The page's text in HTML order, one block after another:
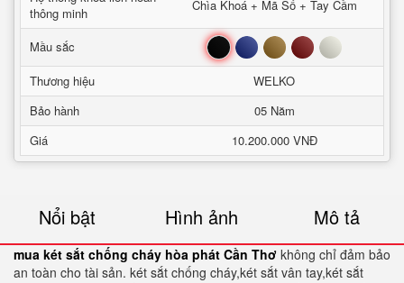
thông minh
Chìa Khoá + Mã Số + Tay Cầm
Mầu sắc Đen Xanh Nâu Đỏ Trắng
Thương hiệu
WELKO
Bảo hành
05 Năm
Giá
10.200.000 VNĐ
Nổi bật Hình ảnh Mô tả
mua két sắt chống cháy hòa phát Cần Thơ không chỉ đảm bảo
an toàn cho tài sản. két sắt chống cháy,két sắt vân tay,két sắt